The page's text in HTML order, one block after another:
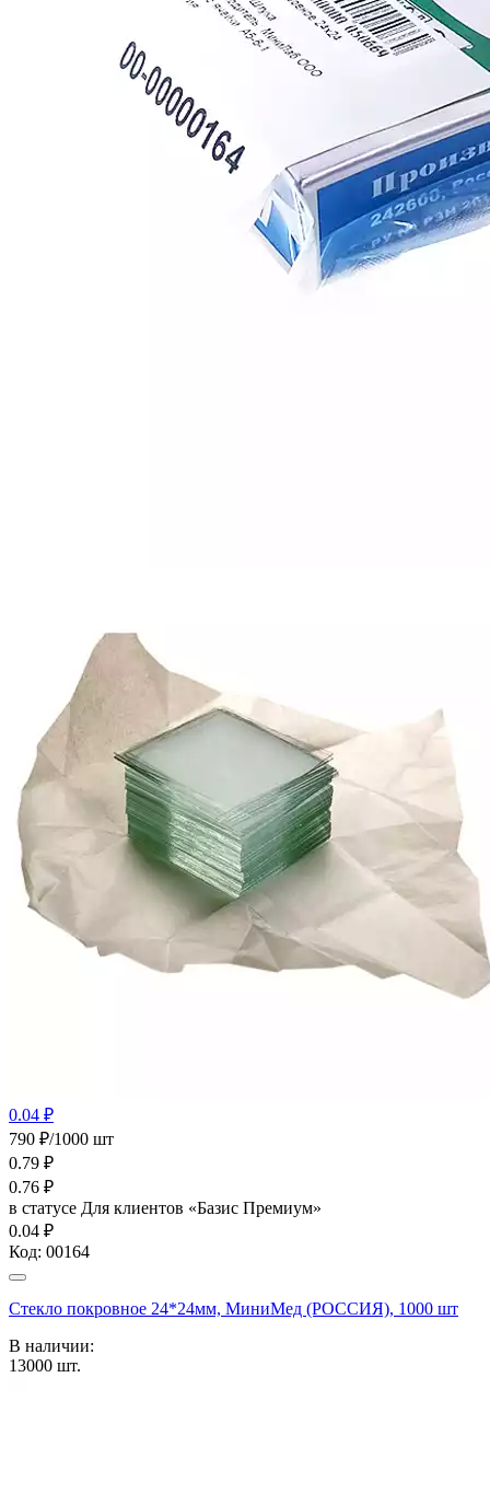
0.04 ₽
790 ₽/1000 шт
0.79 ₽
0.76 ₽
в статусе Для клиентов «Базис Премиум»
0.04 ₽
Код: 00164
Стекло покровное 24*24мм, МиниМед (РОССИЯ), 1000 шт
В наличии:
13000 шт.